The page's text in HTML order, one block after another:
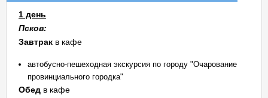
1 день
Псков:
Завтрак в кафе
автобусно-пешеходная экскурсия по городу "Очарование
провинциального городка"
Обед в кафе